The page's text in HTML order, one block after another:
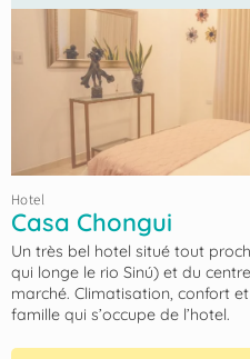
Hotel
Casa Chongui
Un très bel hotel situé tout
qui longe le rio Sinú) et du
marché. Climatisation, confort
famille qui s’occupe de l’hotel.